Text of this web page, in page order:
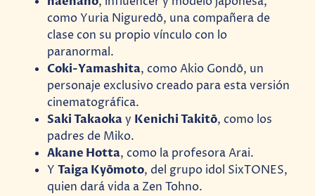
como Yuria Niguredō, una compañera de
clase con su propio vínculo con lo
paranormal.
Coki-Yamashita, como Akio Gondō, un
personaje exclusivo creado para esta versión
cinematográfica.
Saki Takaokay Kenichi Takitō, como los
padres de Miko.
Akane Hotta, como la profesora Arai.
YTaiga Kyōmoto, del grupo idol SixTONES,
quien dará vida a Zen Tohno.